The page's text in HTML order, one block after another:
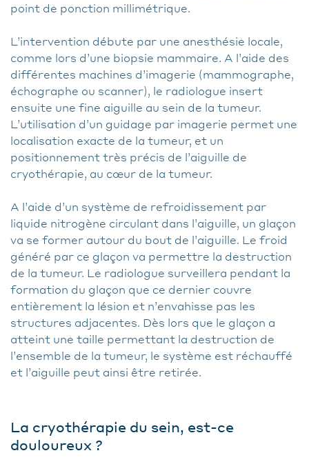
point de ponction millimétrique.
L’intervention débute par une anesthésie locale,
comme lors d’une biopsie mammaire. A l’aide des
différentes machines d’imagerie (mammographe,
échographe ou scanner), le radiologue insert
ensuite une fine aiguille au sein de la tumeur.
L’utilisation d’un guidage par imagerie permet une
localisation exacte de la tumeur, et un
positionnement très précis de l’aiguille de
cryothérapie, au cœur de la tumeur.
A l’aide d’un système de refroidissement par
liquide nitrogène circulant dans l’aiguille, un glaçon
va se former autour du bout de l’aiguille. Le froid
généré par ce glaçon va permettre la destruction
de la tumeur. Le radiologue surveillera pendant la
formation du glaçon que ce dernier couvre
entièrement la lésion et n’envahisse pas les
structures adjacentes. Dès lors que le glaçon a
atteint une taille permettant la destruction de
l’ensemble de la tumeur, le système est réchauffé
et l’aiguille peut ainsi être retirée.
La cryothérapie du sein, est-ce
douloureux ?